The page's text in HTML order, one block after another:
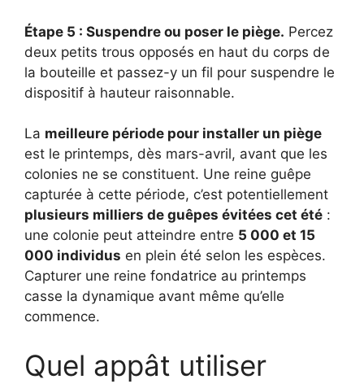
Étape 5 : Suspendre ou poser le piège. Percez
deux petits trous opposés en haut du corps de
la bouteille et passez-y un fil pour suspendre le
dispositif à hauteur raisonnable.
La meilleure période pour installer un piège
est le printemps, dès mars-avril, avant que les
colonies ne se constituent. Une reine guêpe
capturée à cette période, c’est potentiellement
plusieurs milliers de guêpes évitées cet été :
une colonie peut atteindre entre 5 000 et 15
000 individus en plein été selon les espèces.
Capturer une reine fondatrice au printemps
casse la dynamique avant même qu’elle
commence.
Quel appât utiliser